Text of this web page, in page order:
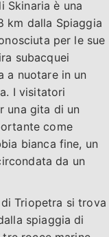
Skinaria è una
km dalla Spiaggia
per le sue
subacquei
a nuotare in un
I visitatori
una gita di un
come
bianca fine, un
da un
Triopetra si trova
spiaggia di